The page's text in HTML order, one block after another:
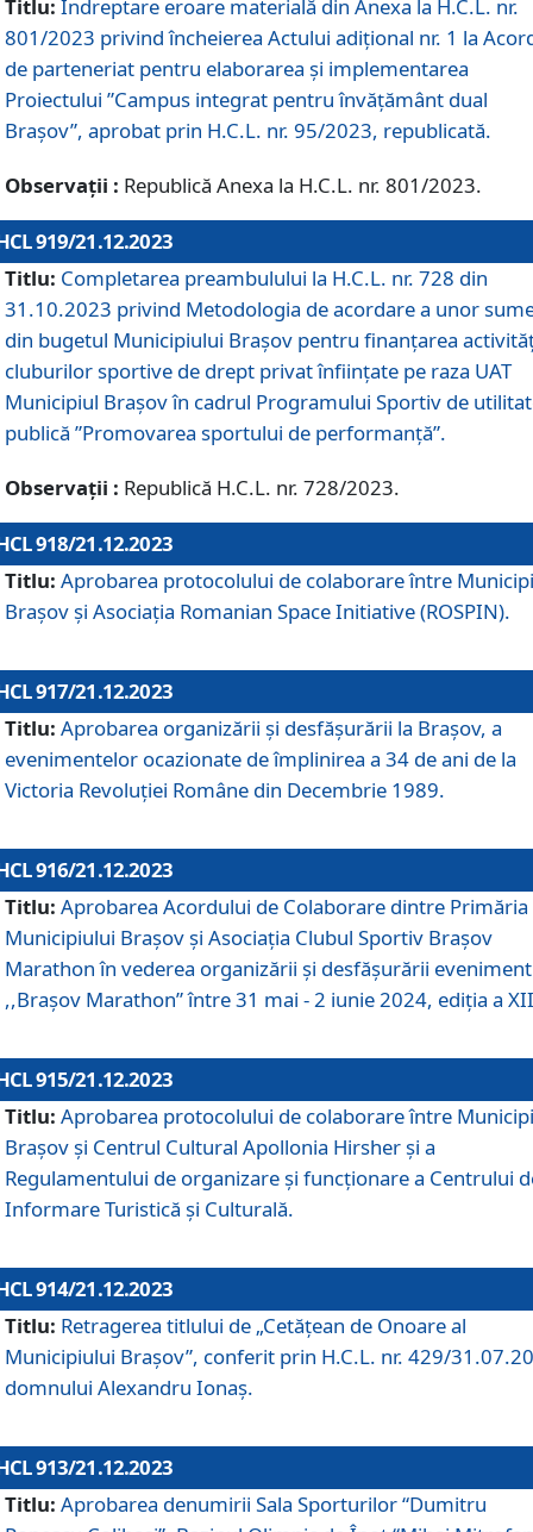
Titlu: Îndreptare eroare materială din Anexa la H.C.L. nr.
801/2023 privind încheierea Actului adițional nr. 1 la
de parteneriat pentru elaborarea și implementarea
Proiectului ”Campus integrat pentru învățământ dual
Brașov”, aprobat prin H.C.L. nr. 95/2023, republicată.
Observații : Republică Anexa la H.C.L. nr. 801/2023.
919/21.12.2023
Titlu: Completarea preambulului la H.C.L. nr. 728 din
31.10.2023 privind Metodologia de acordare a unor
din bugetul Municipiului Brașov pentru finanțarea
cluburilor sportive de drept privat înființate pe raza UAT
Municipiul Brașov în cadrul Programului Sportiv de
publică ”Promovarea sportului de performanță”.
Observații : Republică H.C.L. nr. 728/2023.
918/21.12.2023
Titlu: Aprobarea protocolului de colaborare între
Brașov și Asociația Romanian Space Initiative (ROSPIN).
917/21.12.2023
Titlu: Aprobarea organizării şi desfăşurării la Braşov, a
evenimentelor ocazionate de împlinirea a 34 de ani de la
Victoria Revoluţiei Române din Decembrie 1989.
916/21.12.2023
Titlu: Aprobarea Acordului de Colaborare dintre Primăria
Municipiului Brașov și Asociația Clubul Sportiv Brașov
Marathon în vederea organizării și desfășurării
,,Brașov Marathon” între 31 mai - 2 iunie 2024, ediția a
915/21.12.2023
Titlu: Aprobarea protocolului de colaborare între
Brașov și Centrul Cultural Apollonia Hirsher și a
Regulamentului de organizare și funcționare a Centrului
Informare Turistică și Culturală.
914/21.12.2023
Titlu: Retragerea titlului de „Cetățean de Onoare al
Municipiului Brașov”, conferit prin H.C.L. nr. 429/
domnului Alexandru Ionaș.
913/21.12.2023
Titlu: Aprobarea denumirii Sala Sporturilor “Dumitru